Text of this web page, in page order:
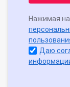
Нажимая
Даю